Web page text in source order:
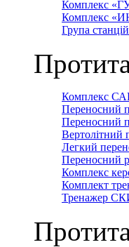
Комплекс
Комплекс
Група
Комплекс
Переносний
Переносний
Вертолітний
Легкий
Переносний
Комплекс
Комплект
Тренажер